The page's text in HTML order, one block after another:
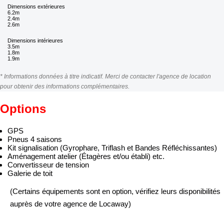
Dimensions extérieures
6.2m
2.4m
2.6m
Dimensions intérieures
3.5m
1.8m
1.9m
* Informations données à titre indicatif. Merci de contacter l'agence de location
pour obtenir des informations complémentaires.
Options
GPS
Pneus 4 saisons
Kit signalisation (Gyrophare, Triflash et Bandes Réfléchissantes)
Aménagement atelier (Étagères et/ou établi) etc.
Convertisseur de tension
Galerie de toit
(Certains équipements sont en option, vérifiez leurs disponibilités
auprès de votre agence de Locaway)